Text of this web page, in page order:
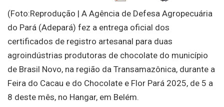
(Foto:Reprodução | A Agência de Defesa Agropecuária
do Pará (Adepará) fez a entrega oficial dos
certificados de registro artesanal para duas
agroindústrias produtoras de chocolate do município
de Brasil Novo, na região da Transamazônica, durante a
Feira do Cacau e do Chocolate e Flor Pará 2025, de 5 a
8 deste mês, no Hangar, em Belém.